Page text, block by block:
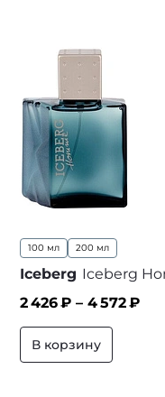
100 мл 200 мл
Iceberg Iceberg
2 426₽ – 4 572₽
В корзину